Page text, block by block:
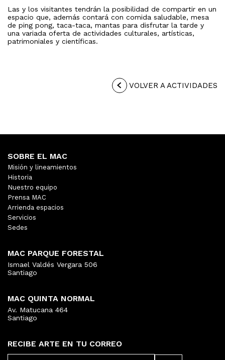
Las y los visitantes tendrán la posibilidad de compartir en un
espacio que, además contará con comida saludable, mesa
de ping pong, taca-taca, mantas para disfrutar la tarde y
una variada oferta de actividades culturales, artísticas,
patrimoniales y científicas.
VOLVER A ACTIVIDADES
RECIBE ARTE EN TU CORREO
SOBRE EL MAC
Misión y lineamientos
Historia
Nuestro equipo
Prensa MAC
Arrienda espacios
Servicios
Sedes
MAC PARQUE FORESTAL
Ismael Valdés Vergara 506
Santiago
MAC QUINTA NORMAL
Av. Matucana 464
Santiago